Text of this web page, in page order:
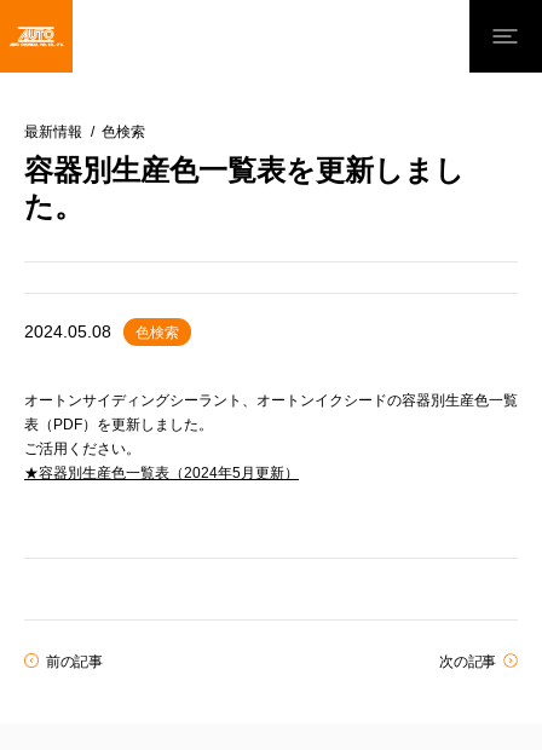
最新情報 色検索
容器別生産色一覧表を更新しまし
た。
2024.05.08 色検索
オートンサイディングシーラント、オートンイクシードの容器別生産色一覧
表（PDF）を更新しました。
ご活用ください。
★容器別生産色一覧表（2024年5月更新）
前の記事 次の記事